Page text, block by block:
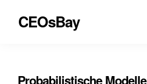
CEOsBay
Probabilistische Modelle